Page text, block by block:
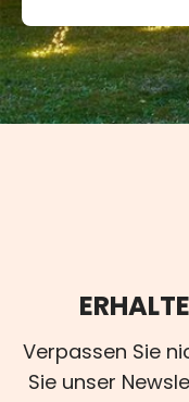
Verpassen Sie
Sie unser